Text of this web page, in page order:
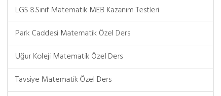
LGS 8.Sınıf Matematik MEB Kazanım Testleri
Park Caddesi Matematik Özel Ders
Uğur Koleji Matematik Özel Ders
Tavsiye Matematik Özel Ders